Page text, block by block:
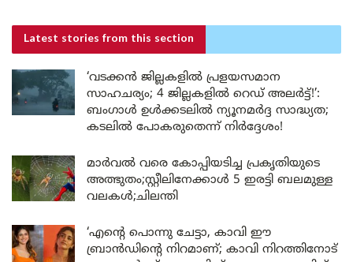
Latest stories from this section
‘വടക്കൻ ജില്ലകളിൽ പ്രളയസമാന
സാഹചര്യം; 4 ജില്ലകളിൽ റെഡ് അലർട്ട്!’:
ബംഗാൾ ഉൾക്കടലിൽ ന്യൂനമർദ്ദ സാദ്ധ്യത;
കടലിൽ പോകരുതെന്ന് നിർദ്ദേശം!
മാർവൽ വരെ കോപ്പിയടിച്ച പ്രകൃതിയുടെ
അത്ഭുതം;സ്റ്റീലിനേക്കാൾ 5 ഇരട്ടി ബലമുള്ള
വലകൾ;ചിലന്തി
‘എന്റെ പൊന്നു ചേട്ടാ, കാവി ഈ
ബ്രാൻഡിന്റെ നിറമാണ്; കാവി നിറത്തിനോട്